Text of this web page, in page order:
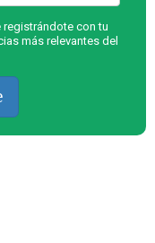
registrándote con tu
más relevantes del